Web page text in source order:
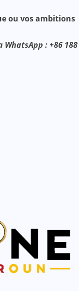
ou vos ambitions
: +86 188